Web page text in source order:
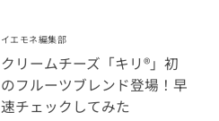
イエモネ編集部
クリームチーズ「キリ®」初
のフルーツブレンド登場！早
速チェックしてみた